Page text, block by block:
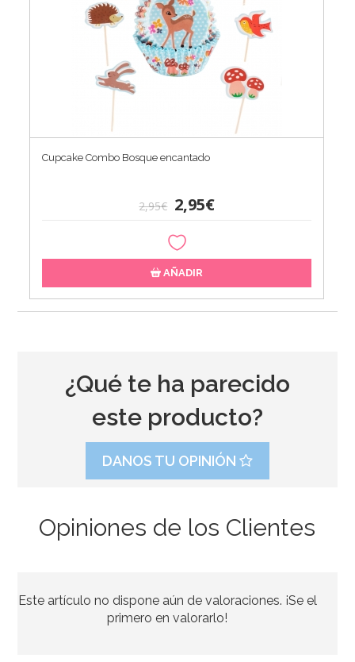
Cupcake Combo Bosque encantado
2,95€ 2,95€
AÑADIR
6,95€ 6,95€
¿Qué te ha parecido
este producto?
DANOS TU OPINIÓN
Opiniones de los Clientes
Este artículo no dispone aún de valoraciones. ¡Se el
primero en valorarlo!